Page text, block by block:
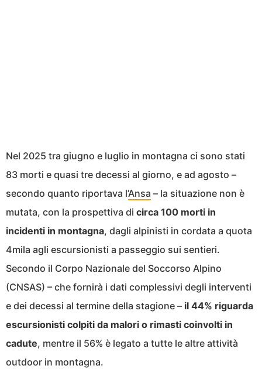
Nel 2025 tra giugno e luglio in montagna ci sono stati
83 morti e quasi tre decessi al giorno, e ad agosto –
secondo quanto riportava l’Ansa – la situazione non è
mutata, con la prospettiva di circa 100 morti in
incidenti in montagna, dagli alpinisti in cordata a quota
4mila agli escursionisti a passeggio sui sentieri.
Secondo il Corpo Nazionale del Soccorso Alpino
(CNSAS) – che fornirà i dati complessivi degli interventi
e dei decessi al termine della stagione – il 44% riguarda
escursionisti colpiti da malori o rimasti coinvolti in
cadute, mentre il 56% è legato a tutte le altre attività
outdoor in montagna.